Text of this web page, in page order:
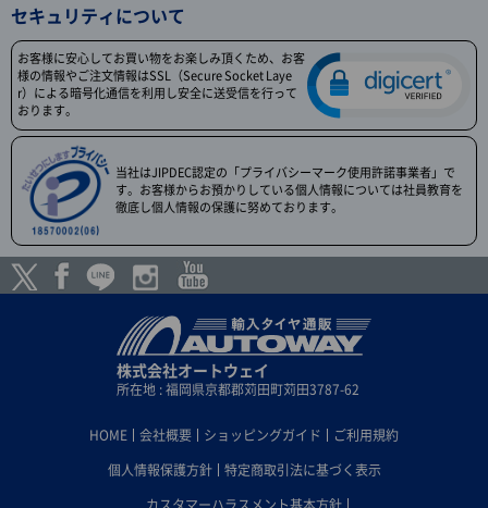
セキュリティについて
お客様に安心してお買い物をお楽しみ頂くため、お客
様の情報やご注文情報はSSL（Secure Socket Laye
r）による暗号化通信を利用し安全に送受信を行って
おります。
当社はJIPDEC認定の「プライバシーマーク使用許諾事業者」で
す。お客様からお預かりしている個人情報については社員教育を
徹底し個人情報の保護に努めております。
株式会社オートウェイ
所在地 : 福岡県京都郡苅田町苅田3787-62
HOME 会社概要 ショッピングガイド
ご利用規約
個人情報保護方針
特定商取引法に基づく表示